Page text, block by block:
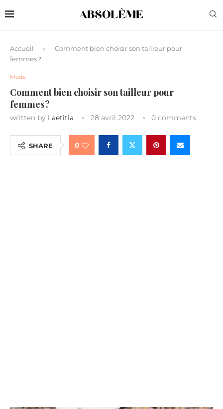
Accueil »
Comment bien choisir son tailleur pour
femmes ?
Mode
Comment bien choisir son tailleur pour
femmes ?
written by Laetitia 28 avril 2022 0 comments
SHARE 0